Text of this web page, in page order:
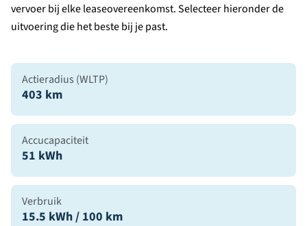
vervoer bij elke leaseovereenkomst. Selecteer hieronder de
uitvoering die het beste bij je past.
Actieradius (WLTP)
403 km
Accucapaciteit
51 kWh
Verbruik
15.5 kWh / 100 km